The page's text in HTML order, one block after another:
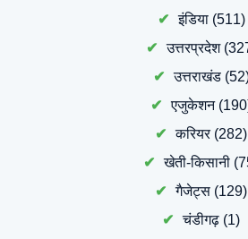
इंडिया(511)
उत्तरप्रदेश
उत्तराखंड
एजुकेशन
करियर(282)
खेती-किसानी
गैजेट्स (129)
चंडीगढ़ (1)